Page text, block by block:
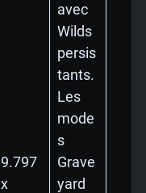
9.797
x
avec
Wilds
persis
tants.
Les
mode
s
Grave
yard